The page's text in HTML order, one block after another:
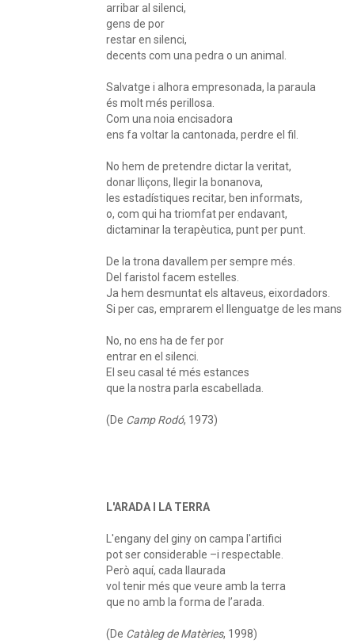
arribar al silenci,
gens de por
restar en silenci,
decents com una pedra o un animal.
Salvatge i alhora empresonada, la paraula
és molt més perillosa.
Com una noia encisadora
ens fa voltar la cantonada, perdre el fil.
No hem de pretendre dictar la veritat,
donar lliçons, llegir la bonanova,
les estadístiques recitar, ben informats,
o, com qui ha triomfat per endavant,
dictaminar la terapèutica, punt per punt.
De la trona davallem per sempre més.
Del faristol facem estelles.
Ja hem desmuntat els altaveus, eixordadors.
Si per cas, emprarem el llenguatge de les mans.
No, no ens ha de fer por
entrar en el silenci.
El seu casal té més estances
que la nostra parla escabellada.
(De Camp Rodó, 1973)
L'ARADA I LA TERRA
L'engany del giny on campa l'artifici
pot ser considerable –i respectable.
Però aquí, cada llaurada
vol tenir més que veure amb la terra
que no amb la forma de l’arada.
(De Catàleg de Matèries, 1998)